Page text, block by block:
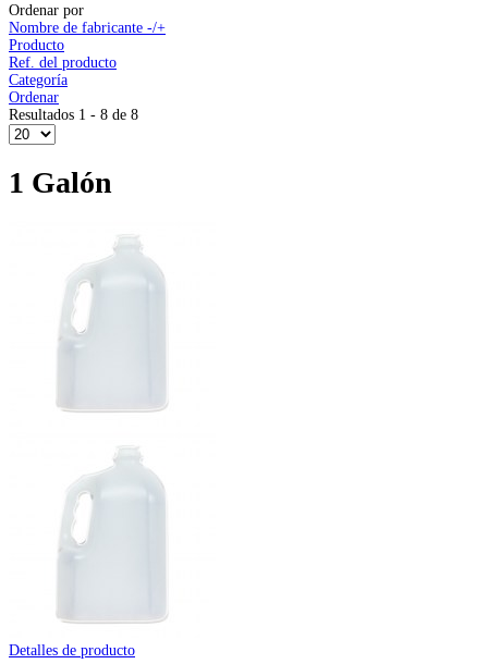
Ordenar por
Nombre de fabricante -/+
Producto
Ref. del producto
Categoría
Ordenar
Resultados 1 - 8 de 8
1 Galón
Detalles de producto